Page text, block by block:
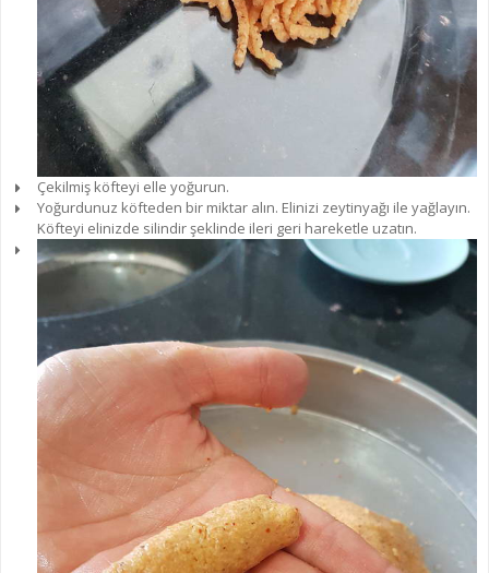
Çekilmiş köfteyi elle yoğurun.
Yoğurdunuz köfteden bir miktar alın. Elinizi zeytinyağı ile yağlayın.
Köfteyi elinizde silindir şeklinde ileri geri hareketle uzatın.